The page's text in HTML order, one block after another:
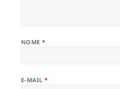
NOME*
E-MAIL*